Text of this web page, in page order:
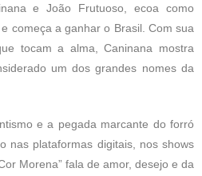
e João Frutuoso, ecoa como
começa a ganhar o Brasil. Com sua
tocam a alma, Caninana mostra
um dos grandes nomes da
e a pegada marcante do forró
nas plataformas digitais, nos shows
Morena” fala de amor, desejo e da